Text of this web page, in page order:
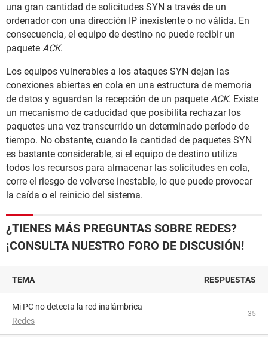
una gran cantidad de solicitudes SYN a través de un
ordenador con una dirección IP inexistente o no válida. En
consecuencia, el equipo de destino no puede recibir un
paquete ACK.
Los equipos vulnerables a los ataques SYN dejan las
conexiones abiertas en cola en una estructura de memoria
de datos y aguardan la recepción de un paquete ACK. Existe
un mecanismo de caducidad que posibilita rechazar los
paquetes una vez transcurrido un determinado período de
tiempo. No obstante, cuando la cantidad de paquetes SYN
es bastante considerable, si el equipo de destino utiliza
todos los recursos para almacenar las solicitudes en cola,
corre el riesgo de volverse inestable, lo que puede provocar
la caída o el reinicio del sistema.
¿TIENES MÁS PREGUNTAS SOBRE REDES?
¡CONSULTA NUESTRO FORO DE DISCUSIÓN!
TEMA RESPUESTAS
Mi PC no detecta la red inalámbrica
Redes
35